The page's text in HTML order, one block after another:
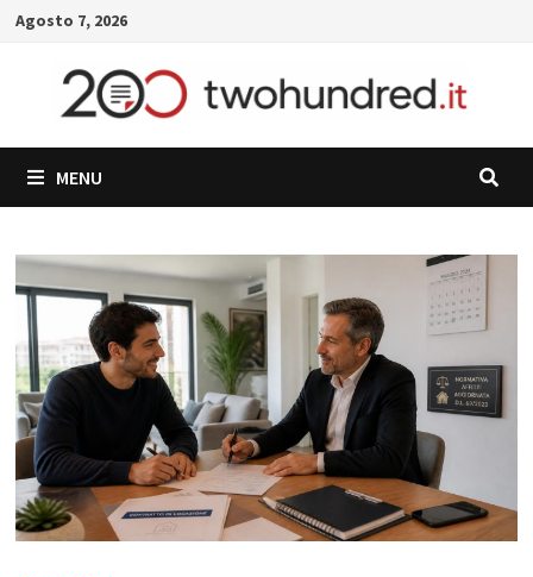
Skip
content
Agosto 7, 2026
MENU